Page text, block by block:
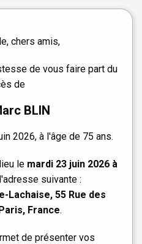
chers amis,
de vous faire part du
de
BLIN
2026, à l'âge de 75 ans.
le mardi 23 juin 2026 à
suivante :
Lachaise, 55 Rue des
France.
de présenter vos